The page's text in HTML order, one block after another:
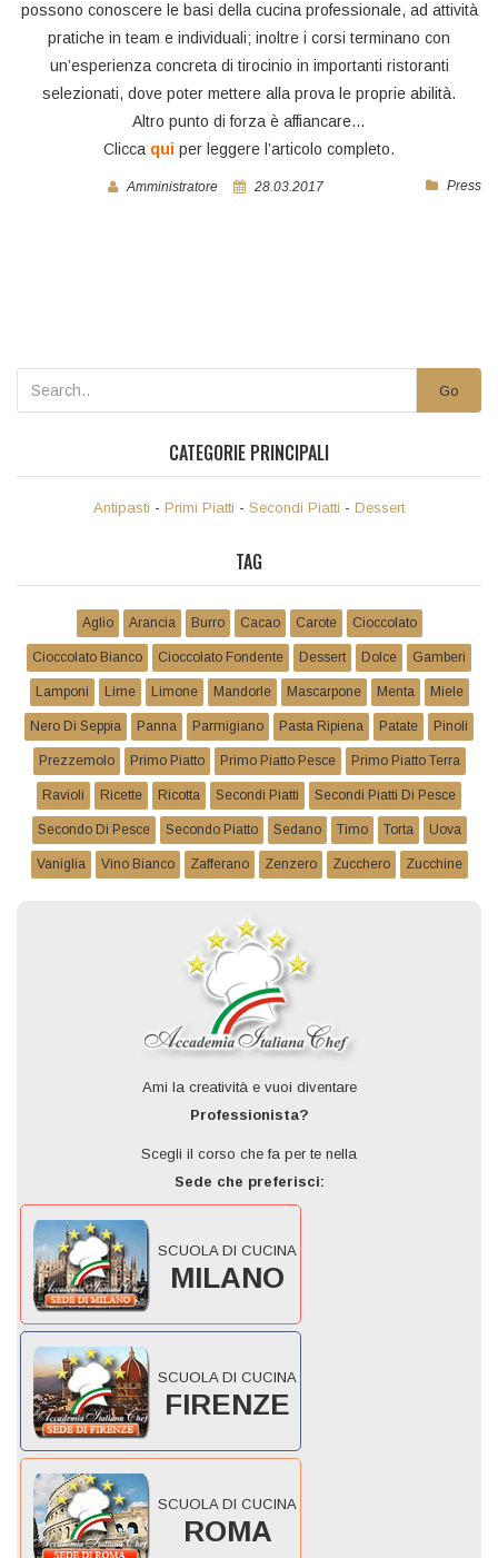
possono conoscere le basi della cucina professionale, ad attività
pratiche in team e individuali; inoltre i corsi terminano con
un’esperienza concreta di tirocinio in importanti ristoranti
selezionati, dove poter mettere alla prova le proprie abilità.
Altro punto di forza è affiancare…
Clicca qui per leggere l’articolo completo.
Amministratore 28.03.2017 Press
Go
CATEGORIE PRINCIPALI
Antipasti - Primi Piatti - Secondi Piatti - Dessert
TAG
Aglio Arancia Burro Cacao Carote Cioccolato
Cioccolato Bianco Cioccolato Fondente Dessert Dolce Gamberi
Lamponi Lime Limone Mandorle Mascarpone Menta Miele
Nero Di Seppia Panna Parmigiano Pasta Ripiena Patate Pinoli
Prezzemolo Primo Piatto Primo Piatto Pesce Primo Piatto Terra
Ravioli Ricette Ricotta Secondi Piatti Secondi Piatti Di Pesce
Secondo Di Pesce Secondo Piatto Sedano Timo Torta Uova
Vaniglia Vino Bianco Zafferano Zenzero Zucchero Zucchine
Ami la creatività e vuoi diventare
Professionista?
Scegli il corso che fa per te nella
Sede che preferisci:
SCUOLA DI CUCINA
MILANO
SCUOLA DI CUCINA
FIRENZE
SCUOLA DI CUCINA
ROMA